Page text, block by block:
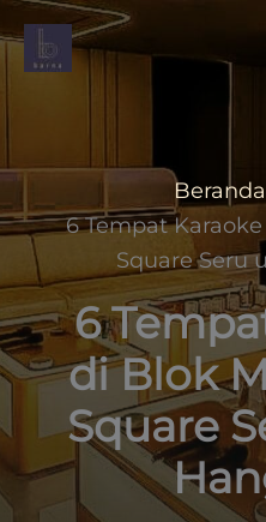
Lewati
ke
Beranda
6 Tempat
Square Seru
6
di Blok
Square